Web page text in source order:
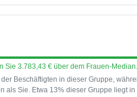
Sie 3.783,43 € über dem Frauen-Median.
Beschäftigten in dieser Gruppe,
als Sie. Etwa 13% dieser Gruppe liegt